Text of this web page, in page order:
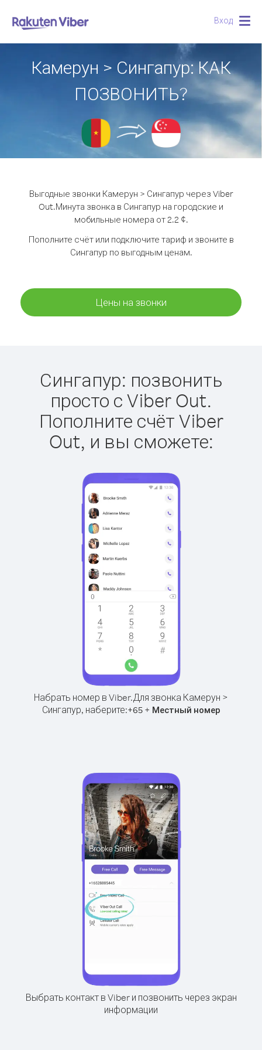
Вход
Камерун > Сингапур: КАК
ПОЗВОНИТЬ?
Выгодные звонки Камерун > Сингапур через Viber
Out.Минута звонка в Сингапур на городские и
мобильные номера от 2.2 ¢.
Пополните счёт или подключите тариф и звоните в
Сингапур по выгодным ценам.
Цены на звонки
Сингапур: позвонить
просто с Viber Out.
Пополните счёт Viber
Out, и вы сможете:
Набрать номер в Viber.Для звонка Камерун >
Сингапур, наберите:+65+ Местный номер
Выбрать контакт в Viber и позвонить через экран
информации